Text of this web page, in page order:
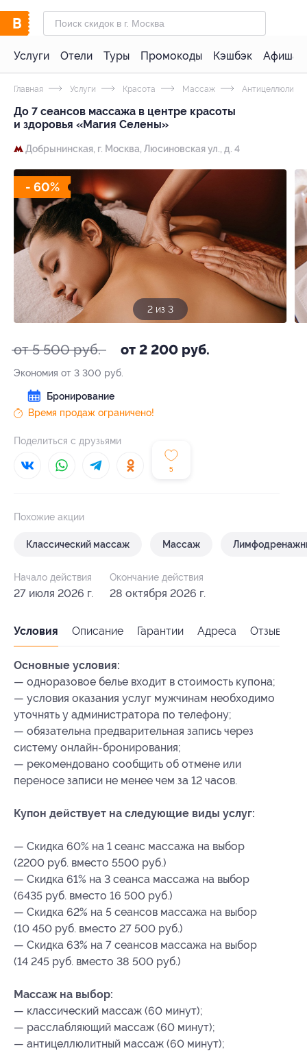
Услуги Отели Туры Промокоды Кэшбэк Афиша
Главная Услуги Красота Массаж
До 7 сеансов массажа в центре красоты
и здоровья «Магия Селены»
Добрынинская, г. Москва, ‌Люсиновская ул., д. 4
- 60%
2 из 3
от 5 500 руб. от 2 200 руб.
Экономия от 3 300 руб.
5
Бронирование
Время продаж ограничено!
Поделиться с друзьями
Похожие акции
Классический массаж Массаж
Начало действия
27 июля 2026 г.
Окончание действия
28 октября 2026 г.
Условия Описание Гарантии Адреса Отзывы
Основные условия:
— одноразовое белье входит в стоимость купона;
— условия оказания услуг мужчинам необходимо
уточнять у администратора по телефону;
— обязательна предварительная запись через
систему онлайн-бронирования;
— рекомендовано сообщить об отмене или
переносе записи не менее чем за 12 часов.
Купон действует на следующие виды услуг:
— Скидка 60% на 1 сеанс массажа на выбор
(2200 руб. вместо 5500 руб.)
— Скидка 61% на 3 сеанса массажа на выбор
(6435 руб. вместо 16 500 руб.)
— Скидка 62% на 5 сеансов массажа на выбор
(10 450 руб. вместо 27 500 руб.)
— Скидка 63% на 7 сеансов массажа на выбор
(14 245 руб. вместо 38 500 руб.)
Массаж на выбор:
— классический массаж (60 минут);
— расслабляющий массаж (60 минут);
— антицеллюлитный массаж (60 минут);